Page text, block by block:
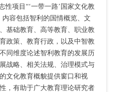
性项目“‘一带一路’国家文化教
容包括智利的国情概览、文
基础教育、高等教育、职业教
政策、教育行政，以及中智教
同维度论述智利教育的发展历
战略、相关法规、治理模式与
文化教育概貌提供窗口和视
，有助于广大教育理论研究者